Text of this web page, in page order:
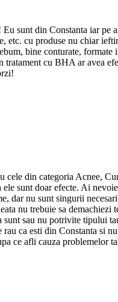
sunt din Constanta iar
etc. cu produse nu chiar
bine conturate,
cu BHA ar avea
cele din categoria Acnee,
sunt doar efecte. Ai
dar nu sunt singurii
nu trebuie sa
sunt sau nu potrivite tipului
ca esti din Constanta si
ce afli cauza problemelor